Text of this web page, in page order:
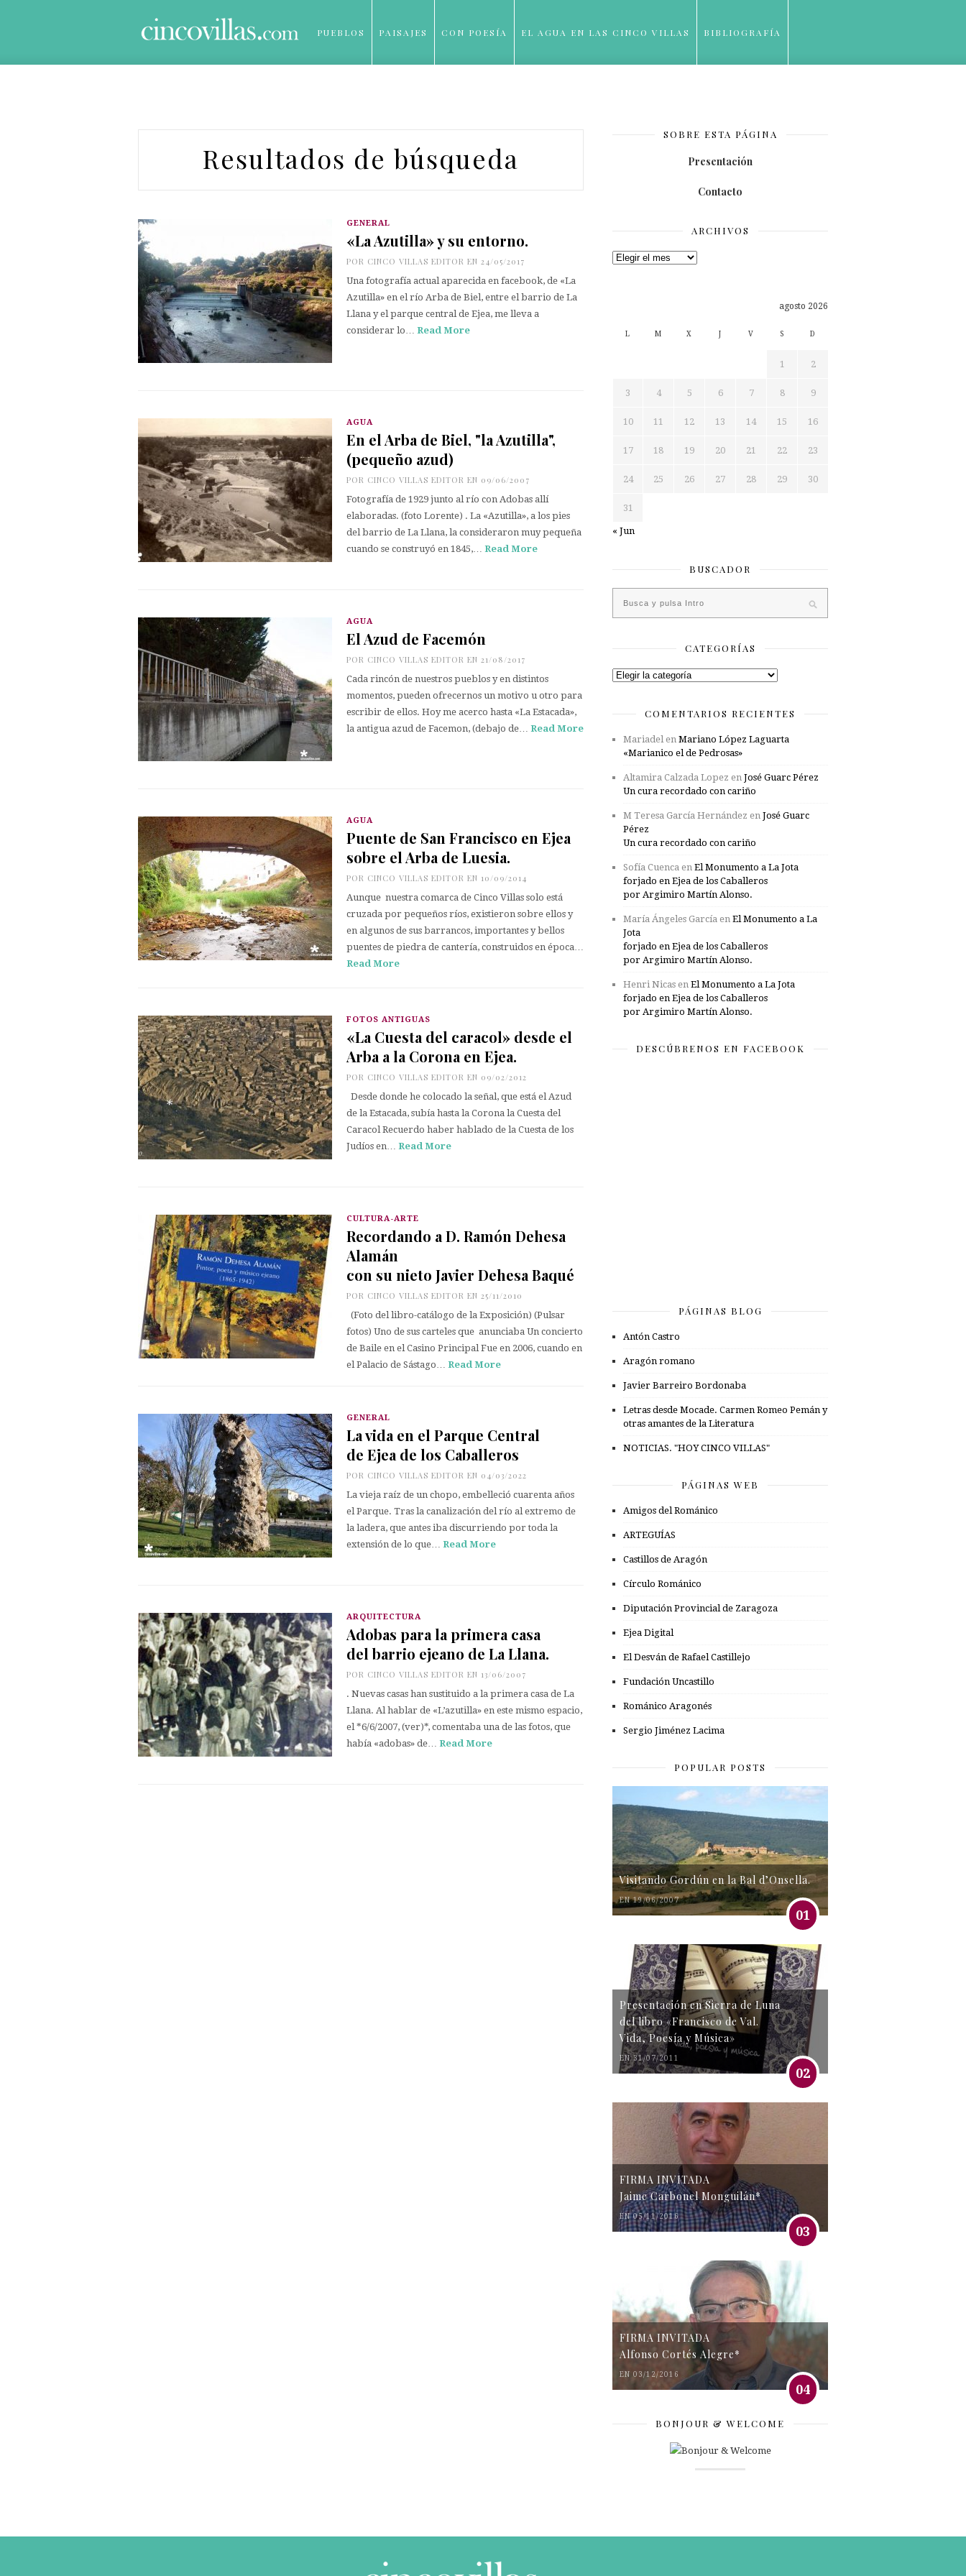
PUEBLOS PAISAJES CON POESÍA EL AGUA EN LAS CINCO VILLAS BIBLIOGRAFÍA
Resultados de búsqueda
GENERAL
«La Azutilla» y su entorno.
POR CINCO VILLAS EDITOR EN 24/05/2017
Una fotografía actual aparecida en facebook, de «La
Azutilla» en el río Arba de Biel, entre el barrio de La
Llana y el parque central de Ejea, me lleva a
considerar lo… Read More
AGUA
En el Arba de Biel, "la Azutilla",
(pequeño azud)
POR CINCO VILLAS EDITOR EN 09/06/2007
Fotografía de 1929 junto al río con Adobas allí
elaboradas. (foto Lorente) . La «Azutilla», a los pies
del barrio de La Llana, la consideraron muy pequeña
cuando se construyó en 1845,… Read More
AGUA
El Azud de Facemón
POR CINCO VILLAS EDITOR EN 21/08/2017
Cada rincón de nuestros pueblos y en distintos
momentos, pueden ofrecernos un motivo u otro para
escribir de ellos. Hoy me acerco hasta «La Estacada»,
la antigua azud de Facemon, (debajo de… Read More
AGUA
Puente de San Francisco en Ejea
sobre el Arba de Luesia.
POR CINCO VILLAS EDITOR EN 10/09/2014
Aunque nuestra comarca de Cinco Villas solo está
cruzada por pequeños ríos, existieron sobre ellos y
en algunos de sus barrancos, importantes y bellos
puentes de piedra de cantería, construidos en época…
Read More
FOTOS ANTIGUAS
«La Cuesta del caracol» desde el
Arba a la Corona en Ejea.
POR CINCO VILLAS EDITOR EN 09/02/2012
Desde donde he colocado la señal, que está el Azud
de la Estacada, subía hasta la Corona la Cuesta del
Caracol Recuerdo haber hablado de la Cuesta de los
Judíos en… Read More
CULTURA-ARTE
Recordando a D. Ramón Dehesa
Alamán
con su nieto Javier Dehesa Baqué
POR CINCO VILLAS EDITOR EN 25/11/2010
(Foto del libro-catálogo de la Exposición) (Pulsar
fotos) Uno de sus carteles que anunciaba Un concierto
de Baile en el Casino Principal Fue en 2006, cuando en
el Palacio de Sástago… Read More
GENERAL
La vida en el Parque Central
de Ejea de los Caballeros
POR CINCO VILLAS EDITOR EN 04/03/2022
La vieja raíz de un chopo, embelleció cuarenta años
el Parque. Tras la canalización del río al extremo de
la ladera, que antes iba discurriendo por toda la
extensión de lo que… Read More
ARQUITECTURA
Adobas para la primera casa
del barrio ejeano de La Llana.
POR CINCO VILLAS EDITOR EN 13/06/2007
. Nuevas casas han sustituido a la primera casa de La
Llana. Al hablar de «L’azutilla» en este mismo espacio,
el *6/6/2007, (ver)*, comentaba una de las fotos, que
había «adobas» de… Read More
SOBRE ESTA PÁGINA
Presentación
Contacto
ARCHIVOS
Archivos
agosto 2026
L M X J V S D
1 2
3 4 5 6 7 8 9
10 11 12 13 14 15 16
17 18 19 20 21 22 23
24 25 26 27 28 29 30
31
« Jun
BUSCADOR
CATEGORÍAS
Categorías
COMENTARIOS RECIENTES
Mariadelen Mariano López Laguarta
«Marianico el de Pedrosas»
Altamira Calzada Lopez en José Guarc Pérez
Un cura recordado con cariño
M Teresa García Hernández en José Guarc
Pérez
Un cura recordado con cariño
Sofía Cuenca en El Monumento a La Jota
forjado en Ejea de los Caballeros
por Argimiro Martín Alonso.
María Ángeles García en El Monumento a La
Jota
forjado en Ejea de los Caballeros
por Argimiro Martín Alonso.
Henri Nicas en El Monumento a La Jota
forjado en Ejea de los Caballeros
por Argimiro Martín Alonso.
DESCÚBRENOS EN FACEBOOK
PÁGINAS BLOG
Antón Castro
Aragón romano
Javier Barreiro Bordonaba
Letras desde Mocade. Carmen Romeo Pemán y
otras amantes de la Literatura
NOTICIAS. "HOY CINCO VILLAS"
PÁGINAS WEB
Amigos del Románico
ARTEGUÍAS
Castillos de Aragón
Círculo Románico
Diputación Provincial de Zaragoza
Ejea Digital
El Desván de Rafael Castillejo
Fundación Uncastillo
Románico Aragonés
Sergio Jiménez Lacima
POPULAR POSTS
Visitando Gordún en la Bal d’Onsella.
EN 19/06/2007
01
Presentación en Sierra de Luna
del libro «Francisco de Val.
Vida, Poesía y Música»
EN 31/07/2011
02
FIRMA INVITADA
Jaime Carbonel Monguilán*
EN 05/11/2016
03
FIRMA INVITADA
Alfonso Cortés Alegre*
EN 03/12/2016
04
BONJOUR & WELCOME